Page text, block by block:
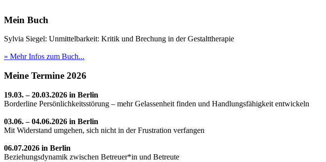
Mein Buch
Sylvia Siegel: Unmittelbarkeit: Kritik und Brechung in der Gestalttherapie
» Mehr Infos zum Buch...
Meine Termine 2026
19.03. – 20.03.2026 in Berlin
Borderline Persönlichkeitsstörung – mehr Gelassenheit finden und Handlungsfähigkeit entwickeln
03.06. – 04.06.2026 in Berlin
Mit Widerstand umgehen, sich nicht in der Frustration verfangen
06.07.2026 in Berlin
Beziehungsdynamik zwischen Betreuer*in und Betreute